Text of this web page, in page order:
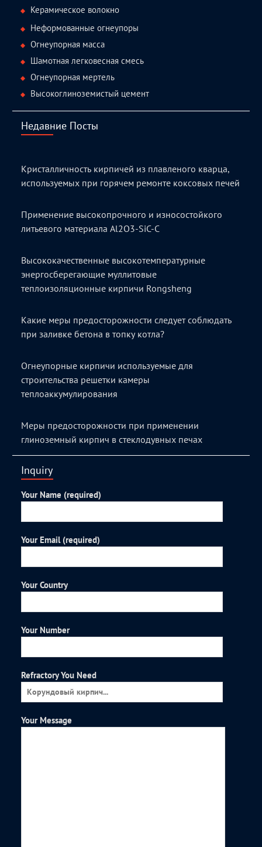
Керамическое волокно
Неформованные огнеупоры
Огнеупорная масса
Шамотная легковесная смесь
Огнеупорная мертель
Высокоглиноземистый цемент
Недавние Посты
Кристалличность кирпичей из плавленого кварца,
используемых при горячем ремонте коксовых печей
Применение высокопрочного и износостойкого
литьевого материала Al2O3-SiC-C
Высококачественные высокотемпературные
энергосберегающие муллитовые
теплоизоляционные кирпичи Rongsheng
Какие меры предосторожности следует соблюдать
при заливке бетона в топку котла?
Огнеупорные кирпичи используемые для
строительства решетки камеры
теплоаккумулирования
Меры предосторожности при применении
глиноземный кирпич в стеклодувных печах
Inquiry
Your Name (required)
Your Email (required)
Your Country
Your Number
Refractory You Need
Your Message